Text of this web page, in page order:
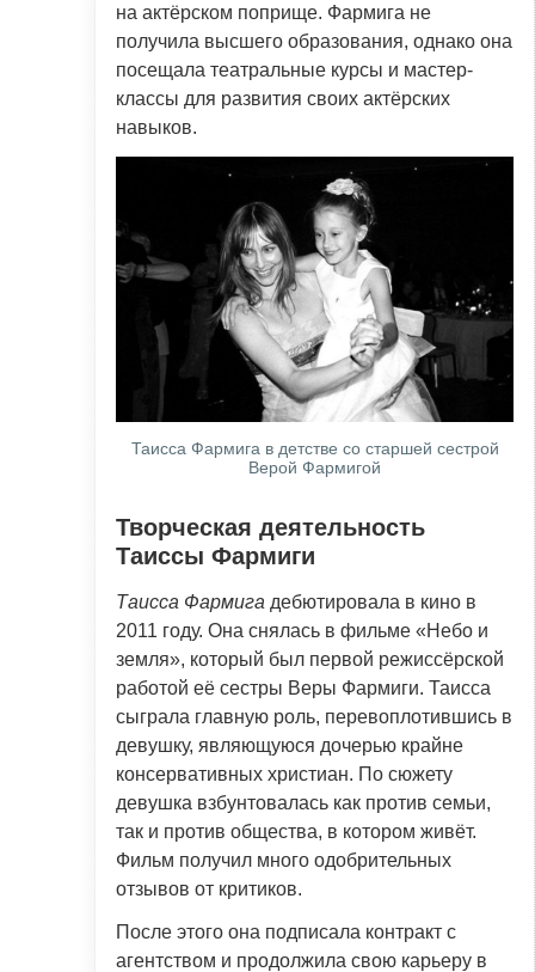
на актёрском поприще. Фармига не
получила высшего образования, однако она
посещала театральные курсы и мастер-
классы для развития своих актёрских
навыков.
Таисса Фармига в детстве со старшей сестрой
Верой Фармигой
Творческая деятельность
Таиссы Фармиги
Таисса Фармига дебютировала в кино в
2011 году. Она снялась в фильме «Небо и
земля», который был первой режиссёрской
работой её сестры Веры Фармиги. Таисса
сыграла главную роль, перевоплотившись в
девушку, являющуюся дочерью крайне
консервативных христиан. По сюжету
девушка взбунтовалась как против семьи,
так и против общества, в котором живёт.
Фильм получил много одобрительных
отзывов от критиков.
После этого она подписала контракт с
агентством и продолжила свою карьеру в